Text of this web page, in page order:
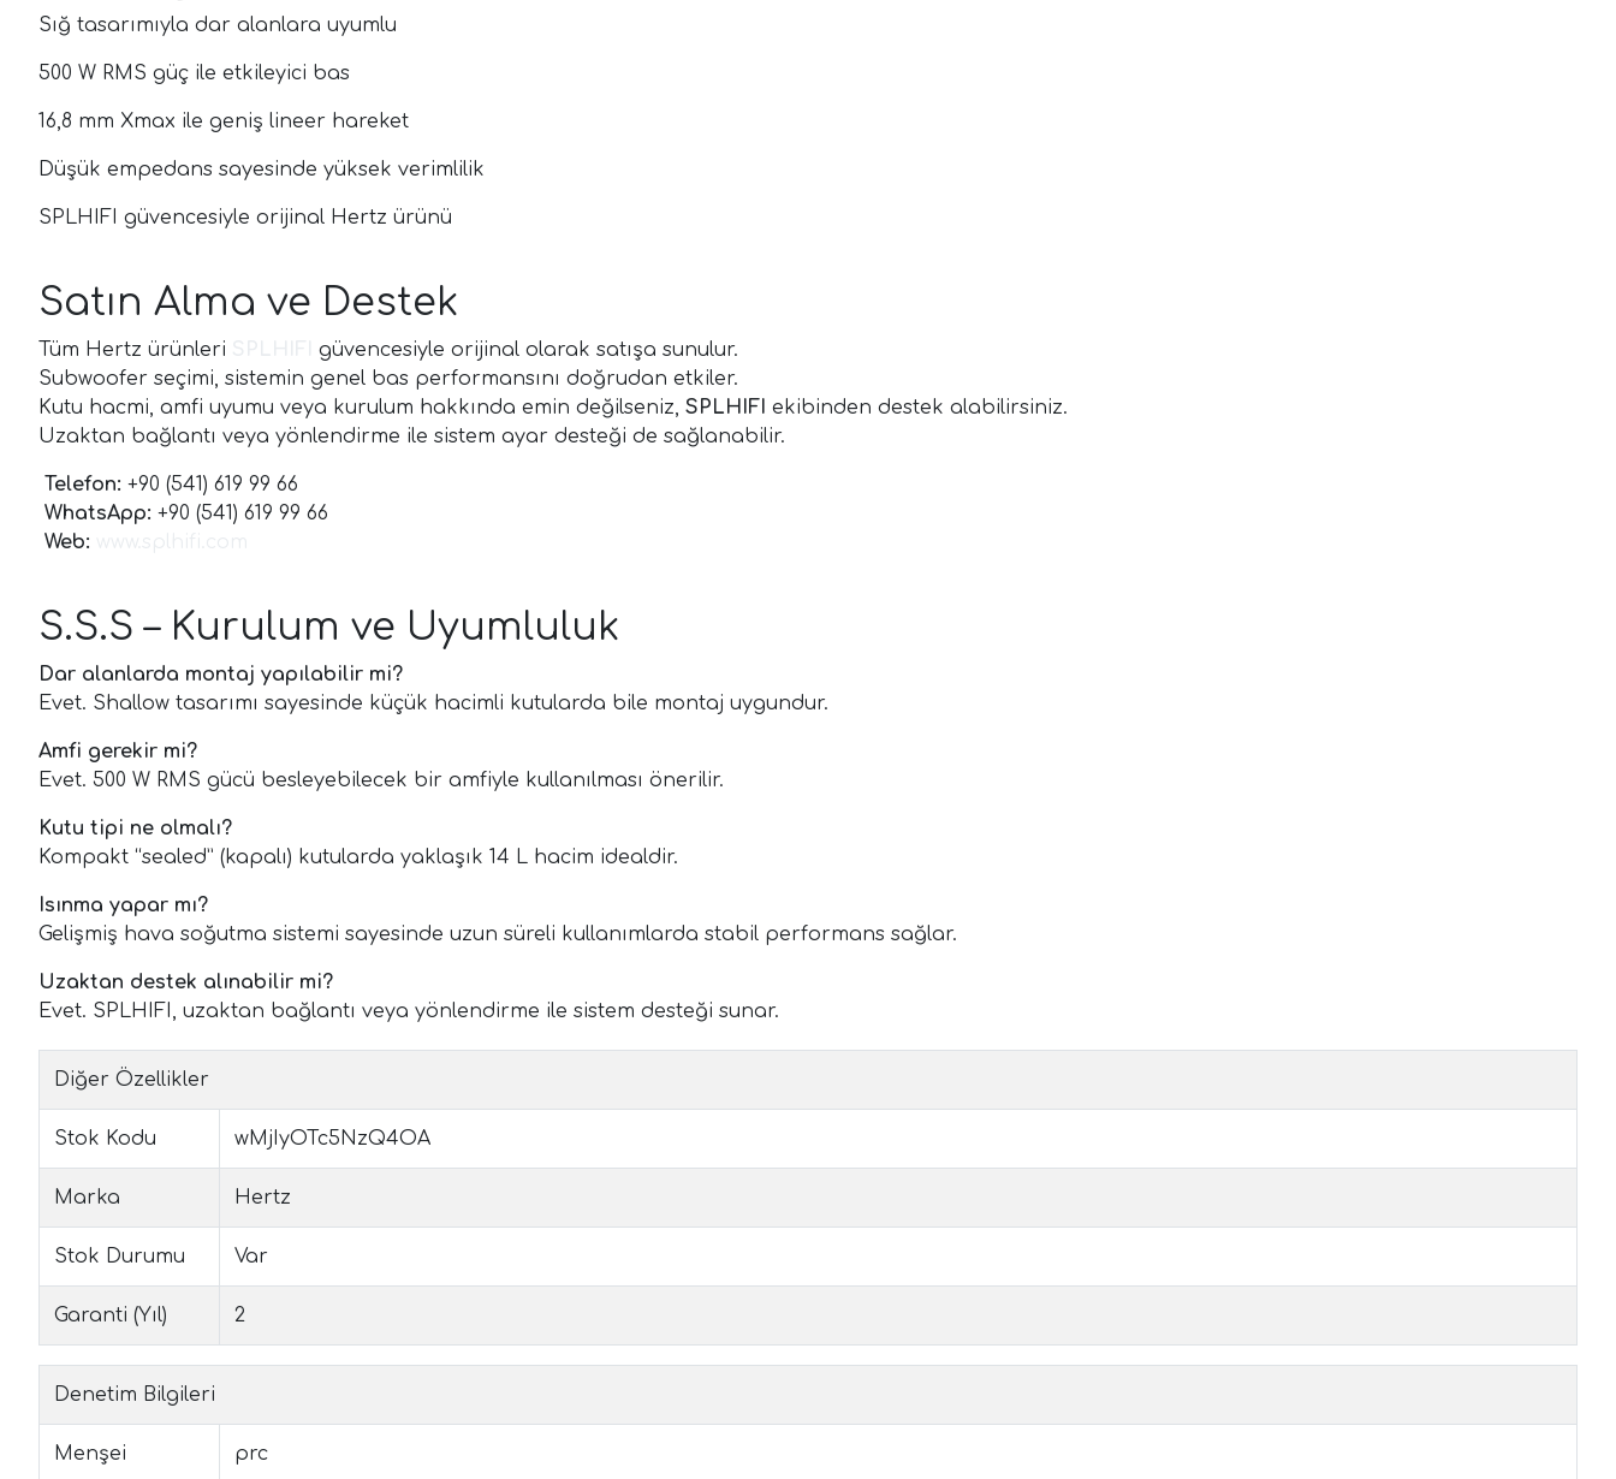
Sığ tasarımıyla dar alanlara uyumlu
500 W RMS güç ile etkileyici bas
16,8 mm Xmax ile geniş lineer hareket
Düşük empedans sayesinde yüksek verimlilik
SPLHIFI güvencesiyle orijinal Hertz ürünü
Satın Alma ve Destek
Tüm Hertz ürünleri
güvencesiyle orijinal olarak satışa sunulur.
Subwoofer seçimi, sistemin genel bas performansını doğrudan etkiler.
Kutu hacmi, amfi uyumu veya kurulum hakkında emin değilseniz, SPLHIFI ekibinden destek alabilirsiniz.
Uzaktan bağlantı veya yönlendirme ile sistem ayar desteği de sağlanabilir.
Telefon: +90 (541) 619 99 66
WhatsApp: +90 (541) 619 99 66
Web:
S.S.S – Kurulum ve Uyumluluk
Dar alanlarda montaj yapılabilir mi?
Evet. Shallow tasarımı sayesinde küçük hacimli kutularda bile montaj uygundur.
Amfi gerekir mi?
Evet. 500 W RMS gücü besleyebilecek bir amfiyle kullanılması önerilir.
Kutu tipi ne olmalı?
Kompakt “sealed” (kapalı) kutularda yaklaşık 14 L hacim idealdir.
Isınma yapar mı?
Gelişmiş hava soğutma sistemi sayesinde uzun süreli kullanımlarda stabil performans sağlar.
Uzaktan destek alınabilir mi?
Evet. SPLHIFI, uzaktan bağlantı veya yönlendirme ile sistem desteği sunar.
Diğer Özellikler
Stok Kodu wMjIyOTc5NzQ4OA
Marka Hertz
Stok Durumu Var
Garanti (Yıl) 2
Denetim Bilgileri
Menşei prc